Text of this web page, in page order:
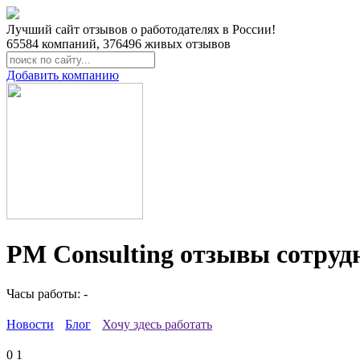
Лучший сайт отзывов о работодателях в России!
65584 компаний, 376496 живых отзывов
Добавить компанию
PM Consulting отзывы
Часы работы: -
Новости Блог Хочу здесь работать
0 1